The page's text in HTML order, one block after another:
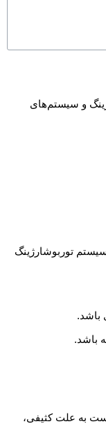
و سیستم‌های
توربوشارژینگ
باشد.
باشد.
به علت کثیفی،